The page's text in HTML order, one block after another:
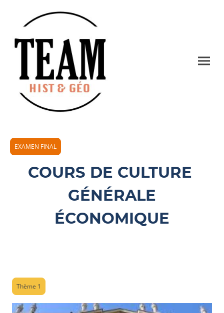
EXAMEN FINAL
COURS DE CULTURE
GÉNÉRALE
ÉCONOMIQUE
Thème 1